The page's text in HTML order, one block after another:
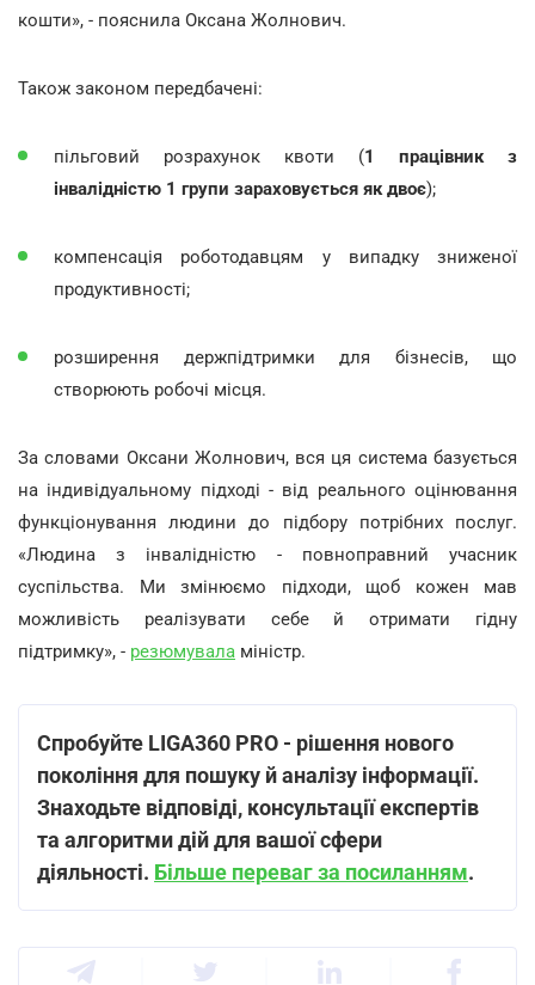
кошти», - пояснила Оксана Жолнович.
Також законом передбачені:
пільговий розрахунок квоти (1 працівник з
інвалідністю 1 групи зараховується як двоє);
компенсація роботодавцям у випадку зниженої
продуктивності;
розширення держпідтримки для бізнесів, що
створюють робочі місця.
За словами Оксани Жолнович, вся ця система базується
на індивідуальному підході - від реального оцінювання
функціонування людини до підбору потрібних послуг.
«Людина з інвалідністю - повноправний учасник
суспільства. Ми змінюємо підходи, щоб кожен мав
можливість реалізувати себе й отримати гідну
підтримку», - резюмувала міністр.
Спробуйте LIGA360 PRO - рішення нового
покоління для пошуку й аналізу інформації.
Знаходьте відповіді, консультації експертів
та алгоритми дій для вашої сфери
діяльності. Більше переваг за посиланням.